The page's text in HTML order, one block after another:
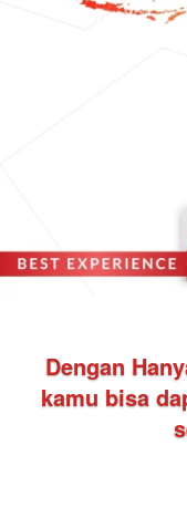
Dengan
kamu bisa